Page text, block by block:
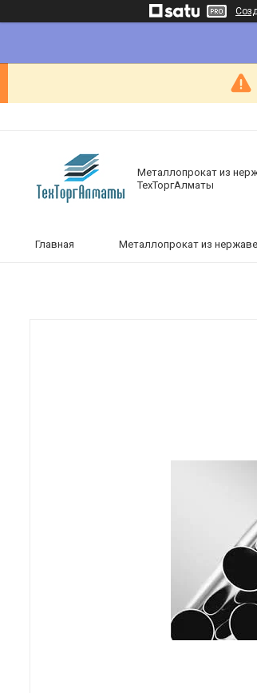
Металлопрокат из
ТехТоргАлматы
Главная Металлопрокат из